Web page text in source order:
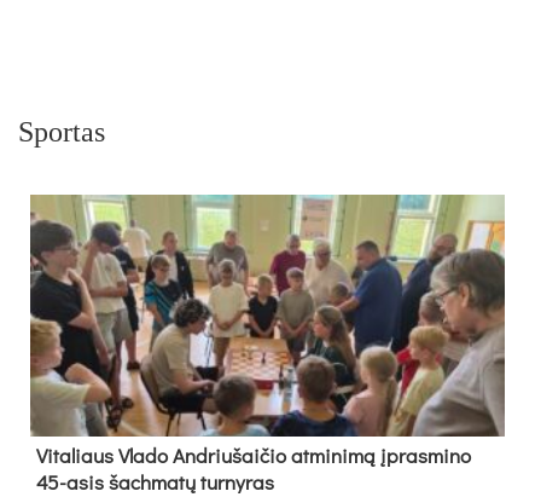
Sportas
Vi­ta­liaus Vla­do And­riu­šai­čio at­mi­ni­mą įpras­mi­no
45-asis šach­ma­tų tur­ny­ras